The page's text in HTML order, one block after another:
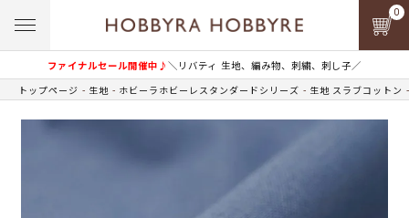
ファイナルセール開催中♪＼リバティ 生地、編み物、刺繍、刺し子／
0
トップページ 生地 ホビーラホビーレスタンダードシリーズ 生地 スラブコットン